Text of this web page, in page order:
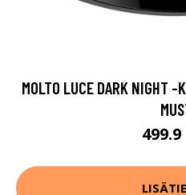
MOLTO LUCE DARK NIGHT
499.9